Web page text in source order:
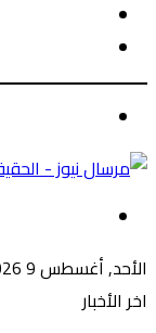
عن
الأحد, أغسطس 9 2026
اخر الأخبار